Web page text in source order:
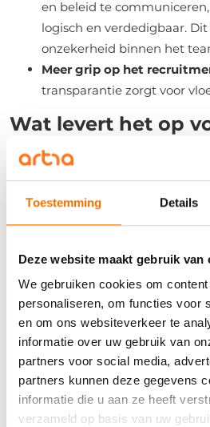
Toestemming Details
Deze website maakt gebruik van
We gebruiken cookies om
personaliseren, om functies voor
en om ons websiteverkeer te
informatie over uw gebruik van
partners voor social media,
partners kunnen deze gegevens
informatie die u aan ze heeft
verzameld op basis van uw
en beleid te
logisch en verdedigbaar.
onzekerheid binnen het
Meer grip op het
transparantie zorgt voor
Wat levert het op
werknemers?
Voor kandidaten maakt
spannende gesprekken waarin
tafel komt. Gewoon
Wat kandidaten merken:
Heldere verwachtingen:
ze aan toe zijn, en kunnen
functie bij hun wensen en
Gelijkwaardige
verandert van ‘wat kan/mag
passend voor deze rol en